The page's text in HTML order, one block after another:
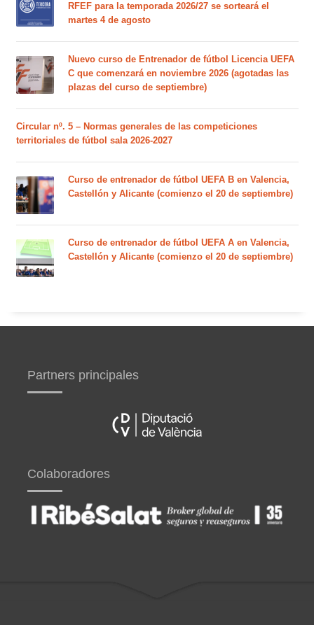
RFEF para la temporada 2026/27 se sorteará el
martes 4 de agosto
Nuevo curso de Entrenador de fútbol Licencia UEFA
C que comenzará en noviembre 2026 (agotadas las
plazas del curso de septiembre)
Circular nº. 5 – Normas generales de las competiciones
territoriales de fútbol sala 2026-2027
Curso de entrenador de fútbol UEFA B en Valencia,
Castellón y Alicante (comienzo el 20 de septiembre)
Curso de entrenador de fútbol UEFA A en Valencia,
Castellón y Alicante (comienzo el 20 de septiembre)
Partners principales
Colaboradores